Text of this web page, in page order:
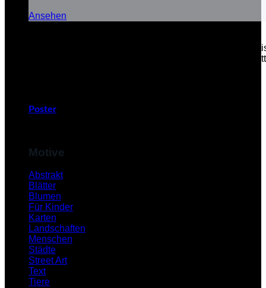
Ansehen
Banksy ist das Pseudonym eines weltbekannten
soziale Botschaften in seinen Kunstwerken zu
Poster
Motive
Abstrakt
Blätter
Blumen
Für Kinder
Karten
Landschaften
Menschen
Städte
Street Art
Text
Tiere